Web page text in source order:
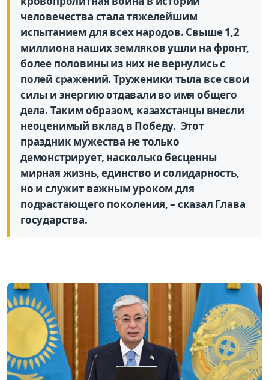
человечества стала тяжелейшим
испытанием для всех народов. Свыше 1,2
миллиона наших земляков ушли на фронт,
более половины из них не вернулись с
полей сражений. Труженики тыла все свои
силы и энергию отдавали во имя общего
дела. Таким образом, казахстанцы внесли
неоценимый вклад в Победу. Этот
праздник мужества не только
демонстрирует, насколько бесценны
мирная жизнь, единство и солидарность,
но и служит важным уроком для
подрастающего поколения, – сказал Глава
государства.